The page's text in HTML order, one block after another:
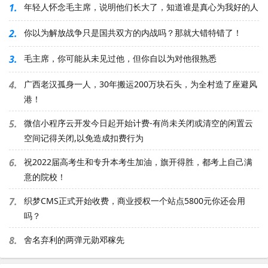
1. 年轻人怀念毛主席，说明他们长大了，知道谁是真心为我好的人
2. 你以为解放战争只是国共双方的内战吗？那就大错特错了！
3. 毛主席，你可能从未见过他，但你自以为对他很熟悉
4.
广西老汉孤身一人，30年搬运200万块石头，为全村造了座避风
港！
5.
微信小程序云开发今日起开始计费-有尚未关闭或清空的闲置云
空间记得关闭,以免造成扣费行为
6.
祝2022届高考生和专升本考生加油，旗开得胜，都考上自己满
意的院校！
7.
织梦CMS正式开始收费，商业授权一个站点5800元你还会用
吗？
8. 舍名弃利的两弹元勋邓稼先